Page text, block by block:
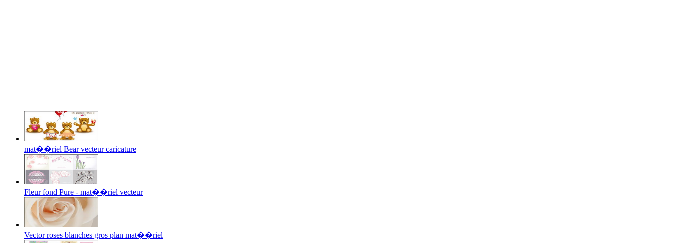
mat��riel Bear vecteur caricature
Fleur fond Pure - mat��riel vecteur
Vector roses blanches gros plan mat��riel